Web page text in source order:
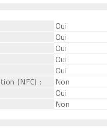
Oui
Oui
Oui
Oui
Oui
(NFC) :
Non
Oui
Non